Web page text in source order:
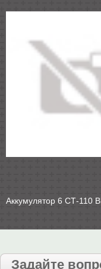
Аккумулятор 6 СТ-110
Задайте